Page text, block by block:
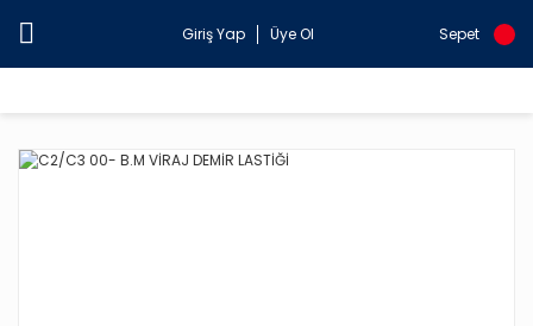
Giriş Yap Üye Ol Sepet